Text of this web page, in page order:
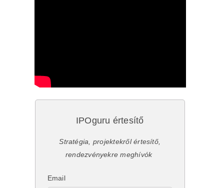
IPOguru értesítő
Stratégia, projektekről értesítő,
rendezvényekre meghívók
Email